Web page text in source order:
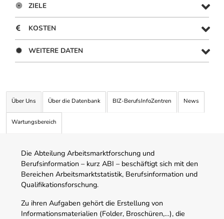
ZIELE
KOSTEN
WEITERE DATEN
Über Uns Über die Datenbank BIZ-BerufsInfoZentren News
Wartungsbereich
Die Abteilung Arbeitsmarktforschung und
Berufsinformation – kurz ABI – beschäftigt sich mit den
Bereichen Arbeitsmarktstatistik, Berufsinformation und
Qualifikationsforschung.
Zu ihren Aufgaben gehört die Erstellung von
Informationsmaterialien (Folder, Broschüren,…), die